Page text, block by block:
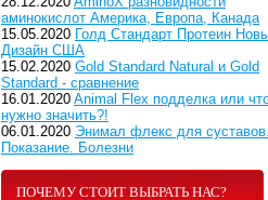
аминокислот Америка, Европа, Канада
15.05.2020 Голд Стандарт Протеин
Дизайн США
15.02.2020 Gold Standard Natural и Gold
Standard - сравнение
16.01.2020 Animal Flex подделка или
нужно значить?!
06.01.2020 Энимал флекс для суставов.
Показание. Болезни
ПОЧЕМУ СТОИТ ВЫБРАТЬ НАС?